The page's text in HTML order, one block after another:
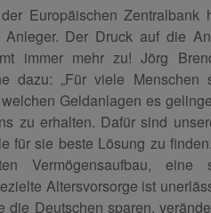
Europäischen Zentralbank
Anleger. Der Druck auf die
immer mehr zu! Jörg
dazu: „Für viele
Geldanlagen es
zu erhalten. Dafür sind
für sie beste Lösung zu
Vermögensaufbau, eine
Altersvorsorge ist
die Deutschen sparen,